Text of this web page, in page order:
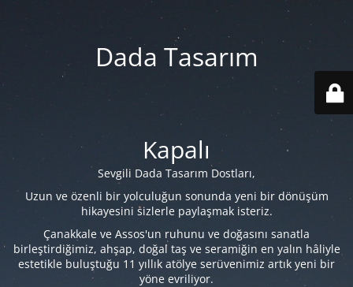
Dada Tasarım
Kapalı
Sevgili Dada Tasarım Dostları,
Uzun ve özenli bir yolculuğun sonunda yeni bir dönüşüm
hikayesini sizlerle paylaşmak isteriz.
Çanakkale ve Assos'un ruhunu ve doğasını sanatla
birleştirdiğimiz, ahşap, doğal taş ve seramiğin en yalın hâliyle
estetikle buluştuğu 11 yıllık atölye serüvenimiz artık yeni bir
yöne evriliyor.